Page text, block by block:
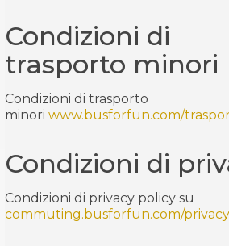
Condizioni di
trasporto minori
Condizioni di trasporto
minori www.busforfun.com/
Condizioni di
Condizioni di privacy policy su
commuting.busforfun.com/privacy